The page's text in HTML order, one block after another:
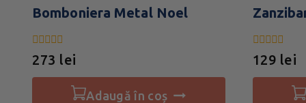
Bomboniera Metal Noel
0
din
5
273 lei
adaugă în coș
0
din
5
129 lei